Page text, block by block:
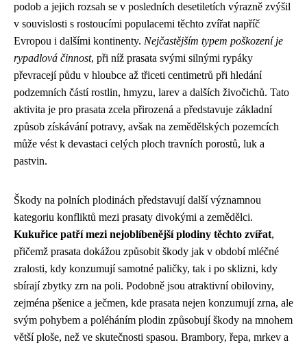
podob a jejich rozsah se v posledních desetiletích výrazně zvýšil
v souvislosti s rostoucími populacemi těchto zvířat napříč
Evropou i dalšími kontinenty. Nejčastějším typem poškození je
rypadlová činnost, při níž prasata svými silnými rypáky
převracejí půdu v hloubce až třiceti centimetrů při hledání
podzemních částí rostlin, hmyzu, larev a dalších živočichů. Tato
aktivita je pro prasata zcela přirozená a představuje základní
způsob získávání potravy, avšak na zemědělských pozemcích
může vést k devastaci celých ploch travních porostů, luk a
pastvin.
Škody na polních plodinách představují další významnou
kategoriu konfliktů mezi prasaty divokými a zemědělci.
Kukuřice patří mezi nejoblíbenější plodiny těchto zvířat,
přičemž prasata dokážou způsobit škody jak v období mléčné
zralosti, kdy konzumují samotné paličky, tak i po sklizni, kdy
sbírají zbytky zrn na poli. Podobně jsou atraktivní obiloviny,
zejména pšenice a ječmen, kde prasata nejen konzumují zrna, ale
svým pohybem a poléháním plodin způsobují škody na mnohem
větší ploše, než ve skutečnosti spasou. Brambory, řepa, mrkev a